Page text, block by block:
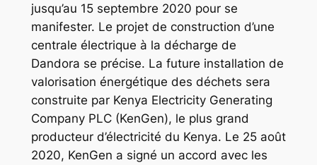
jusqu’au 15 septembre 2020 pour se
manifester. Le projet de construction d’une
centrale électrique à la décharge de
Dandora se précise. La future installation de
valorisation énergétique des déchets sera
construite par Kenya Electricity Generating
Company PLC (KenGen), le plus grand
producteur d’électricité du Kenya. Le 25 août
2020, KenGen a signé un accord avec les